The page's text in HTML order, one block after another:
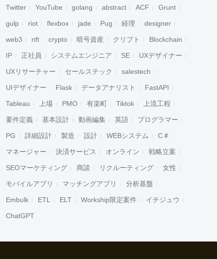
Twitter YouTube golang abstract ACF Grunt
gulp riot flexbox jade Pug 経理 designer
web3 nft crypto 暗号資産 クリプト Blockchain
IP 正社員 システムエンジニア SE UXデザイナー
UXリサーチャー セールステック salestech
UIデザイナー Flask データアナリスト FastAPI
Tableau 上場 PMO 有楽町 Tiktok 上流工程
要件定義 基本設計 動画編集 英語 プログラマー
PG 詳細設計 製造 設計 WEBシステム C＃
マネージャー 決済サービス オンライン 戦略立案
SEOマーケティング 商談 リクルーティング 女性
モバイルアプリ マッチングアプリ 分析基盤
Embulk ETL ELT Workship限定案件 イチジュウ
ChatGPT